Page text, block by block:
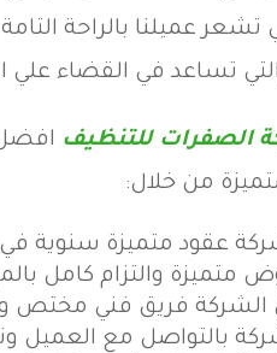
تشعر عميلنا بالراحة
تساعد في القضاء علي
الصفرات للتنظيف
من خلال:
عقود متميزة سنوية
متميزة والتزام كامل
الشركة فريق فني مختص
بالتواصل مع العميل